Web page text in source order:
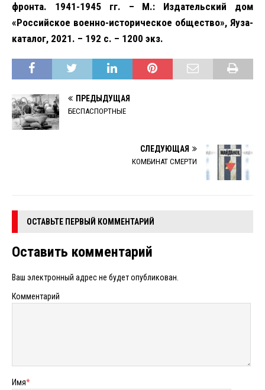
фронта. 1941-1945 гг. – М.: Издательский дом
«Российское военно-историческое общество», Яуза-
каталог, 2021. – 192 с. – 1200 экз.
ПРЕДЫДУЩАЯ
БЕСПАСПОРТНЫЕ
СЛЕДУЮЩАЯ
КОМБИНАТ СМЕРТИ
ОСТАВЬТЕ ПЕРВЫЙ КОММЕНТАРИЙ
Оставить комментарий
Ваш электронный адрес не будет опубликован.
Комментарий
Имя*